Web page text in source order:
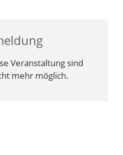
Veranstaltung sind
mehr möglich.